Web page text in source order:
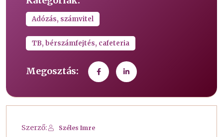
Adózás, számvitel
TB, bérszámfejtés, cafeteria
Megosztás:
Szerző: Széles Imre